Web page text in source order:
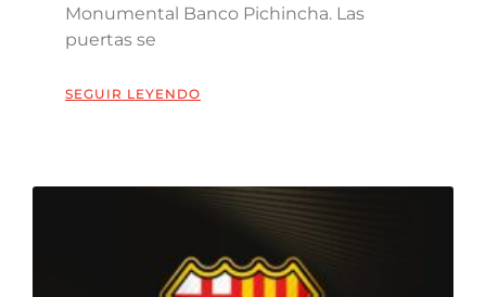
Monumental Banco Pichincha. Las
puertas se
SEGUIR LEYENDO